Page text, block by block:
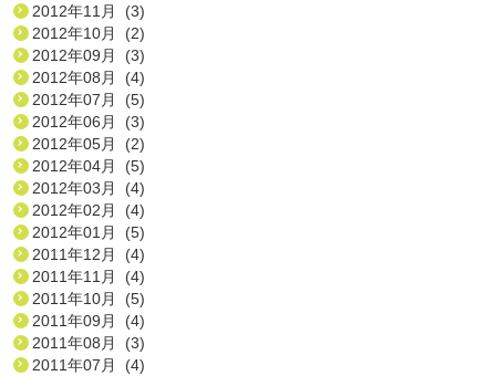
2012年11月 (3)
2012年10月 (2)
2012年09月 (3)
2012年08月 (4)
2012年07月 (5)
2012年06月 (3)
2012年05月 (2)
2012年04月 (5)
2012年03月 (4)
2012年02月 (4)
2012年01月 (5)
2011年12月 (4)
2011年11月 (4)
2011年10月 (5)
2011年09月 (4)
2011年08月 (3)
2011年07月 (4)